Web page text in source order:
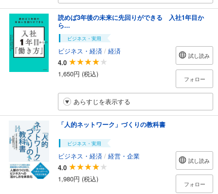
読めば3年後の未来に先回りができる 入社1年目か
ら...
ビジネス・実用
ビジネス・経済 / 経済
4.0
1,650円 (税込)
試し読み
フォロー
あらすじを表示する
「人的ネットワーク」づくりの教科書
ビジネス・実用
ビジネス・経済 / 経営・企業
4.0
1,980円 (税込)
試し読み
フォロー